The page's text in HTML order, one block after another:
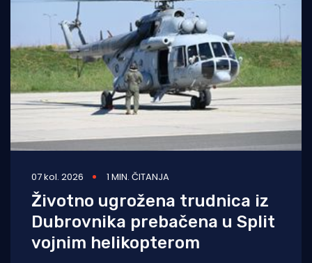
07 kol. 2026 1 MIN. ČITANJA
Životno ugrožena trudnica iz
Dubrovnika prebačena u Split
vojnim helikopterom